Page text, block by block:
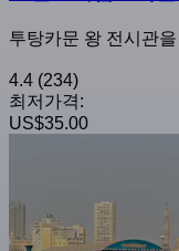
투탕카문 왕 전시관
4.4 (234)
최저가격:
US$35.00